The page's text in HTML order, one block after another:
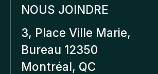
NOUS JOINDRE
3, Place Ville Marie,
Bureau 12350
Montréal, QC